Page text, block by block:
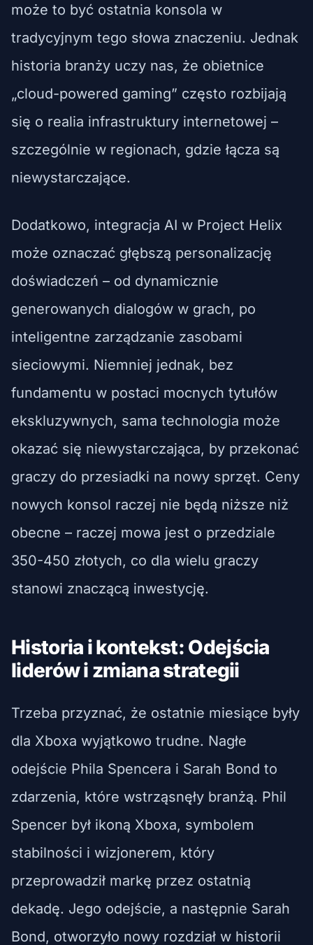
może to być ostatnia konsola w
tradycyjnym tego słowa znaczeniu. Jednak
historia branży uczy nas, że obietnice
„cloud-powered gaming” często rozbijają
się o realia infrastruktury internetowej –
szczególnie w regionach, gdzie łącza są
niewystarczające.
Dodatkowo, integracja AI w Project Helix
może oznaczać głębszą personalizację
doświadczeń – od dynamicznie
generowanych dialogów w grach, po
inteligentne zarządzanie zasobami
sieciowymi. Niemniej jednak, bez
fundamentu w postaci mocnych tytułów
ekskluzywnych, sama technologia może
okazać się niewystarczająca, by przekonać
graczy do przesiadki na nowy sprzęt. Ceny
nowych konsol raczej nie będą niższe niż
obecne – raczej mowa jest o przedziale
350-450 złotych, co dla wielu graczy
stanowi znaczącą inwestycję.
Historia i kontekst: Odejścia
liderów i zmiana strategii
Trzeba przyznać, że ostatnie miesiące były
dla Xboxa wyjątkowo trudne. Nagłe
odejście Phila Spencera i Sarah Bond to
zdarzenia, które wstrząsnęły branżą. Phil
Spencer był ikoną Xboxa, symbolem
stabilności i wizjonerem, który
przeprowadził markę przez ostatnią
dekadę. Jego odejście, a następnie Sarah
Bond, otworzyło nowy rozdział w historii